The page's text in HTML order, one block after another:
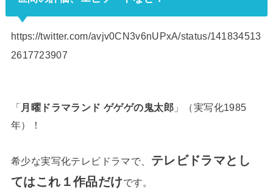
https://twitter.com/avjv0CN3v6nUPxA/status/141834513
2617723907
「 月曜ドラマランド ゲゲゲの鬼太郎」（実写化1985
年）！
希少な実写化テレビドラマで、 テレビドラマとし
てはこれ１作品だけです。